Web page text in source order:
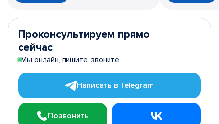
Проконсультируем прямо
сейчас
Мы онлайн, пишите, звоните
Написать в Telegram
Позвонить